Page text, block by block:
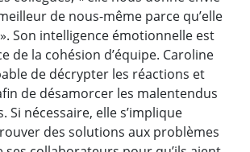
de nous-même parce qu’elle
Son intelligence émotionnelle est
de la cohésion d’équipe. Caroline
de décrypter les réactions et
de désamorcer les malentendus
Si nécessaire, elle s’implique
des solutions aux problèmes